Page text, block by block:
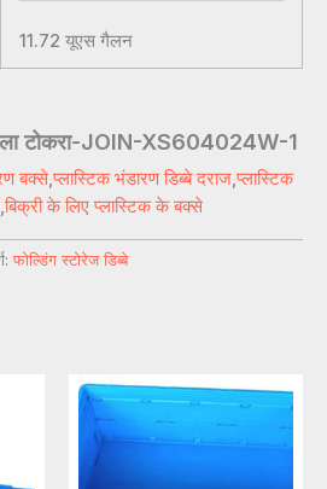
11.72 यूएस गैलन
टोकरा-JOIN-XS604024W-1
बक्से,प्लास्टिक भंडारण डिब्बे दराज,प्लास्टिक
,बिक्री के लिए प्लास्टिक के बक्से
फोल्डिंग स्टोरेज डिब्बे